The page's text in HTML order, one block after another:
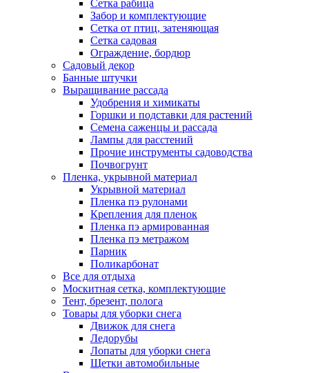
Сетка рабица
Забор и комплектующие
Сетка от птиц, затеняющая
Сетка садовая
Ограждение, бордюр
Садовый декор
Банные штучки
Выращивание рассада
Удобрения и химикаты
Горшки и подставки для растений
Семена саженцы и рассада
Лампы для расстений
Прочие инструменты садоводства
Почвогрунт
Пленка, укрывной материал
Укрывной материал
Пленка пэ рулонами
Крепления для пленок
Пленка пэ армированная
Пленка пэ метражом
Парник
Поликарбонат
Все для отдыха
Москитная сетка, комплектующие
Тент, брезент, полога
Товары для уборки снега
Движок для снега
Ледорубы
Лопаты для уборки снега
Щетки автомобильные